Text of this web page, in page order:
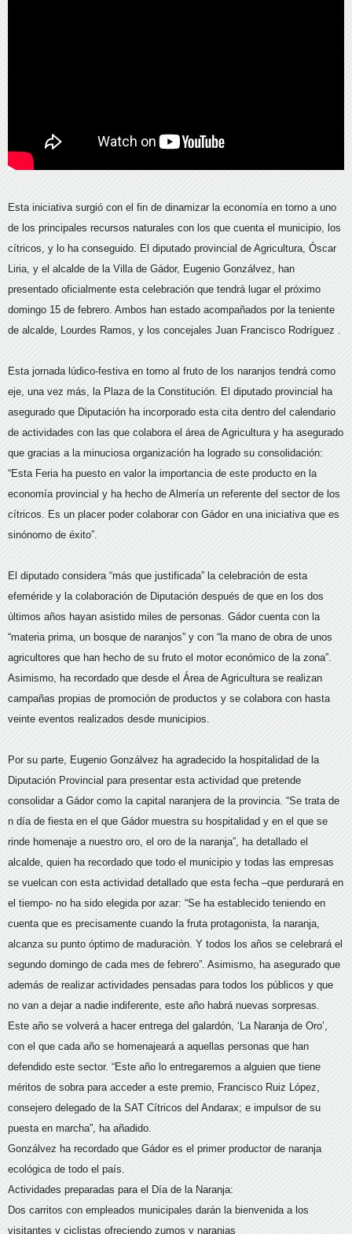
Esta iniciativa surgió con el fin de dinamizar la economía en torno a uno
de los principales recursos naturales con los que cuenta el municipio, los
cítricos, y lo ha conseguido. El diputado provincial de Agricultura, Óscar
Liria, y el alcalde de la Villa de Gádor, Eugenio Gonzálvez, han
presentado oficialmente esta celebración que tendrá lugar el próximo
domingo 15 de febrero. Ambos han estado acompañados por la teniente
de alcalde, Lourdes Ramos, y los concejales Juan Francisco Rodríguez .
Esta jornada lúdico-festiva en torno al fruto de los naranjos tendrá como
eje, una vez más, la Plaza de la Constitución. El diputado provincial ha
asegurado que Diputación ha incorporado esta cita dentro del calendario
de actividades con las que colabora el área de Agricultura y ha asegurado
que gracias a la minuciosa organización ha logrado su consolidación:
“Esta Feria ha puesto en valor la importancia de este producto en la
economía provincial y ha hecho de Almería un referente del sector de los
cítricos. Es un placer poder colaborar con Gádor en una iniciativa que es
sinónomo de éxito”.
El diputado considera “más que justificada” la celebración de esta
efeméride y la colaboración de Diputación después de que en los dos
últimos años hayan asistido miles de personas. Gádor cuenta con la
“materia prima, un bosque de naranjos” y con “la mano de obra de unos
agricultores que han hecho de su fruto el motor económico de la zona”.
Asimismo, ha recordado que desde el Área de Agricultura se realizan
campañas propias de promoción de productos y se colabora con hasta
veinte eventos realizados desde municipios.
Por su parte, Eugenio Gonzálvez ha agradecido la hospitalidad de la
Diputación Provincial para presentar esta actividad que pretende
consolidar a Gádor como la capital naranjera de la provincia. “Se trata de
n día de fiesta en el que Gádor muestra su hospitalidad y en el que se
rinde homenaje a nuestro oro, el oro de la naranja”, ha detallado el
alcalde, quien ha recordado que todo el municipio y todas las empresas
se vuelcan con esta actividad detallado que esta fecha –que perdurará en
el tiempo- no ha sido elegida por azar: “Se ha establecido teniendo en
cuenta que es precisamente cuando la fruta protagonista, la naranja,
alcanza su punto óptimo de maduración. Y todos los años se celebrará el
segundo domingo de cada mes de febrero”. Asimismo, ha asegurado que
además de realizar actividades pensadas para todos los públicos y que
no van a dejar a nadie indiferente, este año habrá nuevas sorpresas.
Este año se volverá a hacer entrega del galardón, ‘La Naranja de Oro’,
con el que cada año se homenajeará a aquellas personas que han
defendido este sector. “Este año lo entregaremos a alguien que tiene
méritos de sobra para acceder a este premio, Francisco Ruiz López,
consejero delegado de la SAT Cítricos del Andarax; e impulsor de su
puesta en marcha”, ha añadido.
Gonzálvez ha recordado que Gádor es el primer productor de naranja
ecológica de todo el país.
Actividades preparadas para el Día de la Naranja:
Dos carritos con empleados municipales darán la bienvenida a los
visitantes y ciclistas ofreciendo zumos y naranjas